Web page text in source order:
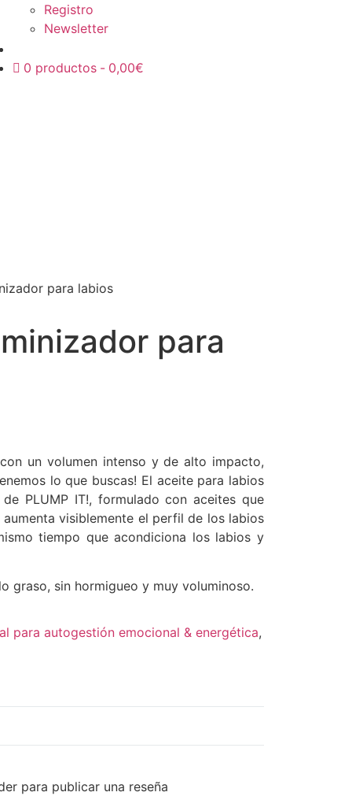
Registro
Newsletter
0 productos 0,00€
para labios
para
un volumen intenso y de alto impacto,
lo que buscas! El aceite para labios
PLUMP IT!, formulado con aceites que
visiblemente el perfil de los labios
tiempo que acondiciona los labios y
graso, sin hormigueo y muy voluminoso.
para autogestión emocional & energética,
para publicar una reseña